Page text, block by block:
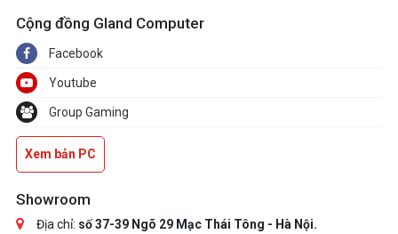
Cộng đồng Gland Computer
Facebook
Youtube
Group Gaming
Xem bản PC
Showroom
Địa chỉ: số 37-39 Ngõ 29 Mạc Thái Tông - Hà Nội.